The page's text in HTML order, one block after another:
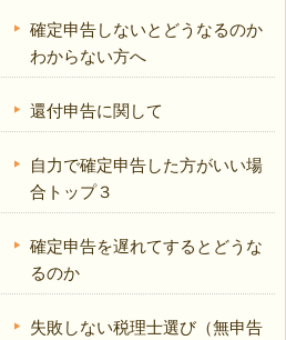
確定申告しないとどうなるのか
わからない方へ
還付申告に関して
自力で確定申告した方がいい場
合トップ３
確定申告を遅れてするとどうな
るのか
失敗しない税理士選び（無申告